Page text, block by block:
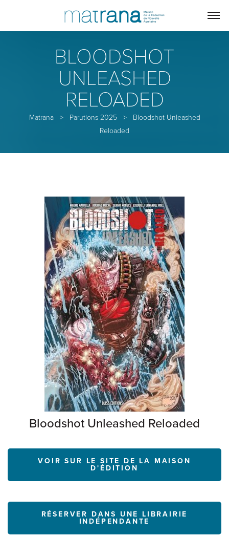
BLOODSHOT
UNLEASHED
RELOADED
Matrana> Parutions 2025 >
Bloodshot Unleashed
Reloaded
Bloodshot Unleashed Reloaded
VOIR SUR LE SITE DE LA MAISON
D'ÉDITION
RÉSERVER DANS UNE LIBRAIRIE
INDÉPENDANTE